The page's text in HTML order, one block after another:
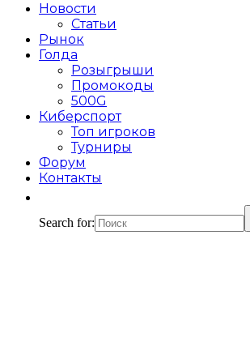
Новости
Статьи
Рынок
Голда
Розыгрыши
Промокоды
500G
Киберспорт
Топ игроков
Турниры
Форум
Контакты
Search for: